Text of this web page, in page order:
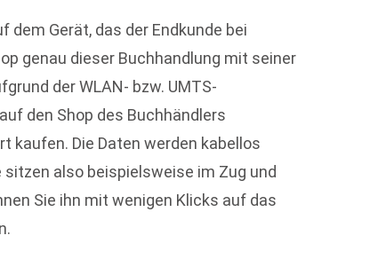
dem Gerät, das der Endkunde bei
genau dieser Buchhandlung mit seiner
der WLAN- bzw. UMTS-
den Shop des Buchhändlers
kaufen. Die Daten werden kabellos
also beispielsweise im Zug und
Sie ihn mit wenigen Klicks auf das